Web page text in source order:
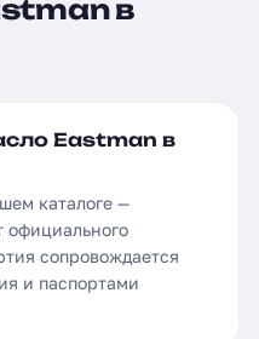
в
Eastman в
каталоге —
официального
сопровождается
и паспортами